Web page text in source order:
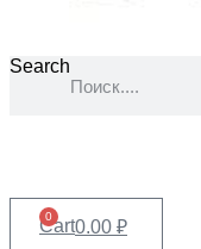
Search
0.00 ₽
0
Cart